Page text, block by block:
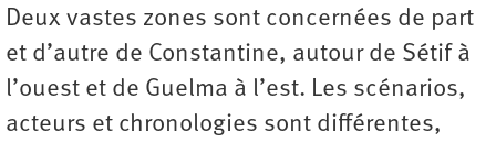
Deux vastes zones sont concernées de part
et d’autre de Constantine, autour de Sétif à
l’ouest et de Guelma à l’est. Les scénarios,
acteurs et chronologies sont différentes,